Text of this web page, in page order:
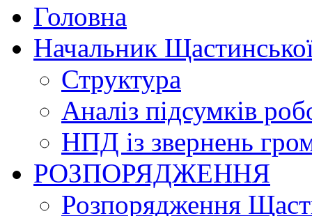
Головна
Начальник
Структура
Аналіз підсумків
НПД із звернень
РОЗПОРЯДЖЕННЯ
Розпорядження